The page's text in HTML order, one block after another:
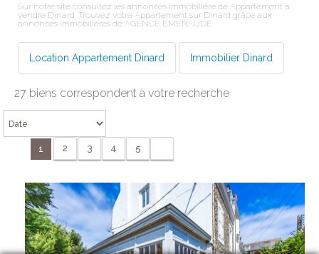
Sur notre site consultez les annonces immobilière de Appartement à
vendre Dinard. Trouvez votre Appartement sur Dinard grâce aux
annonces immobilières de AGENCE EMERAUDE.
Location Appartement Dinard Immobilier Dinard
27 biens correspondent à votre recherche
1 2 3 4 5